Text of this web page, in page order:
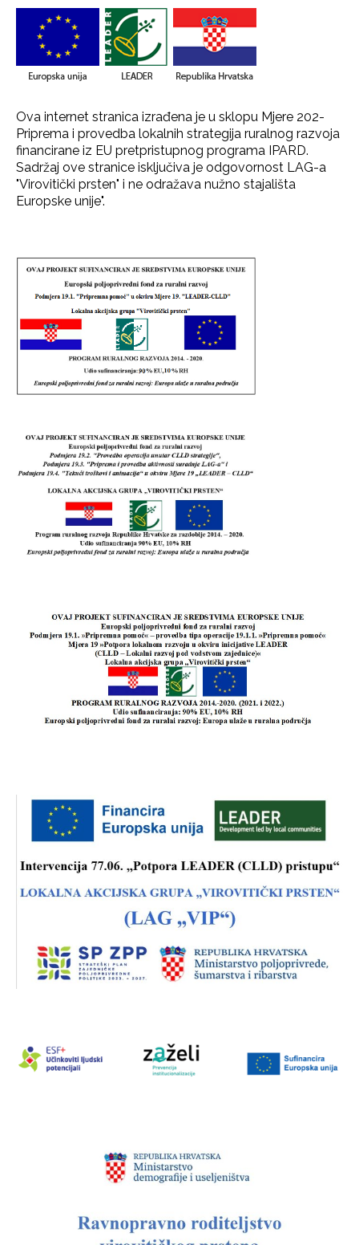
Ova internet stranica izrađena je u sklopu Mjere 202-
Priprema i provedba lokalnih strategija ruralnog razvoja
financirane iz EU pretpristupnog programa IPARD.
Sadržaj ove stranice isključiva je odgovornost LAG-a
"Virovitički prsten" i ne odražava nužno stajališta
Europske unije".